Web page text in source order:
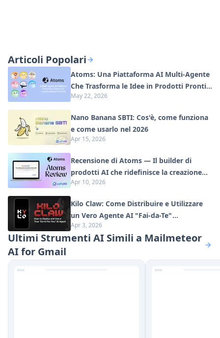
Articoli Popolari
Atoms: Una Piattaforma AI Multi-Agente
Che Trasforma le Idee in Prodotti Pronti
al Lancio
May 22, 2026
Nano Banana SBTI: Cos'è, come funziona
e come usarlo nel 2026
Apr 15, 2026
Recensione di Atoms — Il builder di
prodotti AI che ridefinisce la creazione
digitale nel 2026
Apr 10, 2026
Kilo Claw: Come Distribuire e Utilizzare
un Vero Agente AI "Fai-da-Te"
(Aggiornamento 2026)
Apr 3, 2026
Ultimi Strumenti AI Simili a Mailmeteor
AI for Gmail